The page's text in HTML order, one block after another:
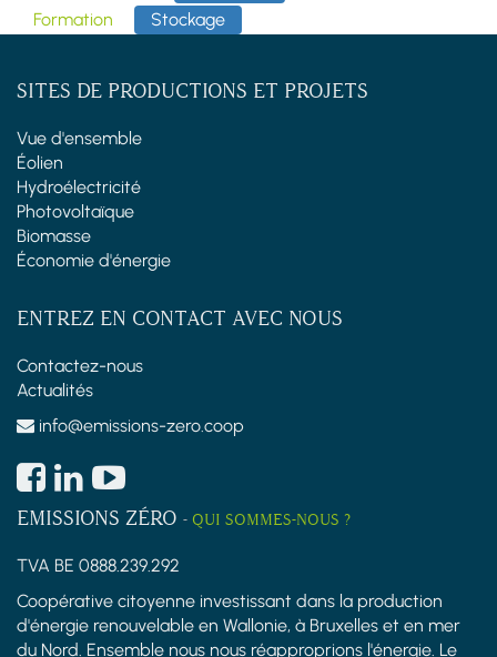
Formation
Stockage
SITES DE PRODUCTIONS ET PROJETS
Vue d'ensemble
Éolien
Hydroélectricité
Photovoltaïque
Biomasse
Économie d'énergie
ENTREZ EN CONTACT AVEC NOUS
Contactez-nous
Actualités
info@emissions-zero.coop
EMISSIONS ZÉRO - QUI SOMMES-NOUS ?
TVA BE 0888.239.292
Coopérative citoyenne investissant dans la production
d'énergie renouvelable en Wallonie, à Bruxelles et en mer
du Nord. Ensemble nous nous réapproprions l'énergie. Le